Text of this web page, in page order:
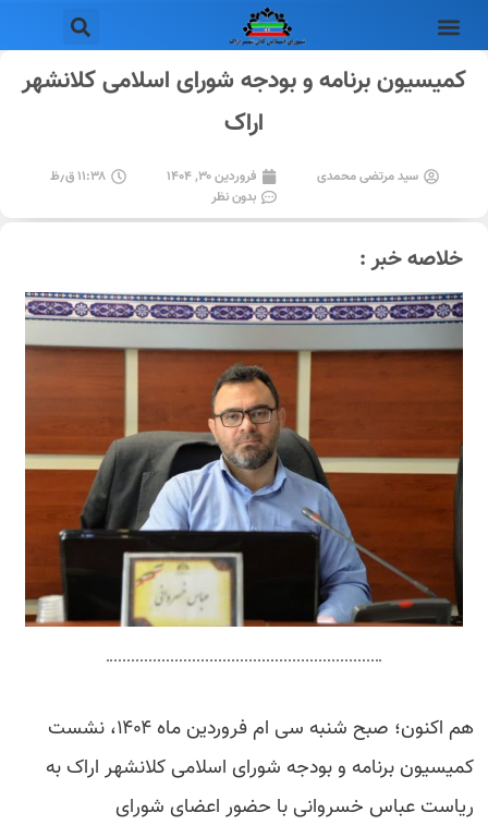
کمیسیون برنامه و بودجه شورای اسلامی کلانشهر
اراک
سید مرتضی محمدی فروردین ۳۰, ۱۴۰۴
۱۱:۳۸ ق٫ظ
بدون نظر
خلاصه خبر :
هم اکنون؛ صبح شنبه سی ام فروردین ماه ۱۴۰۴، نشست
کمیسیون برنامه و بودجه شورای اسلامی کلانشهر اراک به
ریاست عباس خسروانی با حضور اعضای شورای